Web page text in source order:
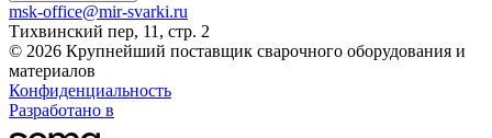
msk-office@mir-svarki.ru
Тихвинский пер, 11, стр. 2
© 2026 Крупнейший поставщик сварочного оборудования и
материалов
Конфиденциальность
Разработано в